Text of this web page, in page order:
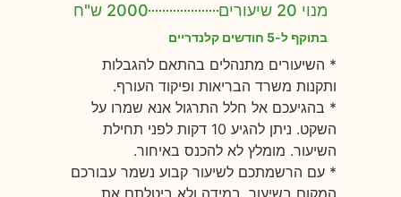
מנוי 20 שיעורים 2000 ש"ח
בתוקף ל-5 חודשים קלנדריים
* השיעורים מתנהלים בהתאם להגבלות
ותקנות משרד הבריאות ופיקוד העורף.
* בהגיעכם אל חלל התרגול אנא שמרו על
השקט. ניתן להגיע 10 דקות לפני תחילת
השיעור. מומלץ לא להכנס באיחור.
* עם הרשמתכם לשיעור קבוע נשמר עבורכם